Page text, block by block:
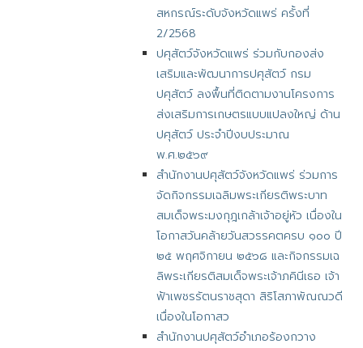
สหกรณ์ระดับจังหวัดแพร่ ครั้งที่
2/2568
ปศุสัตว์จังหวัดแพร่ ร่วมกับกองส่ง
เสริมและพัฒนาการปศุสัตว์ กรม
ปศุสัตว์ ลงพื้นที่ติดตามงานโครงการ
ส่งเสริมการเกษตรแบบแปลงใหญ่ ด้าน
ปศุสัตว์ ประจำปีงบประมาณ
พ.ศ.๒๕๖๙
สำนักงานปศุสัตว์จังหวัดแพร่ ร่วมการ
จัดกิจกรรมเฉลิมพระเกียรติพระบาท
สมเด็จพระมงกุฎเกล้าเจ้าอยู่หัว เนื่องใน
โอกาสวันคล้ายวันสวรรคตครบ ๑๐๐ ปี
๒๕ พฤศจิกายน ๒๕๖๘ และกิจกรรมเฉ
ลิพระเกียรติสมเด็จพระเจ้าภคินีเธอ เจ้า
ฟ้าเพชรรัตนราชสุดา สิริโสภาพัณณวดี
เนื่องในโอกาสว
สำนักงานปศุสัตว์อำเภอร้องกวาง